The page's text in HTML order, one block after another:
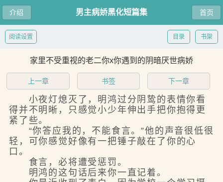
介绍 首页
男主病娇黑化短篇集
书架
目录
阅读设置
家里不受重视的老二你x你遇到的阴暗厌世病娇
上一章 书签 下一章
小夜灯熄灭了，明鸿过分阴鸷的表情你看
得并不明晰，只感觉小少年伸出手把你抱得更
紧了些。
“你答应我的，不能食言。”他的声音很低很
轻，可你感觉好像有一把锤子敲在了你的心
口。
食言，必将遭受惩罚。
明鸿的这句话后来你一直记着。